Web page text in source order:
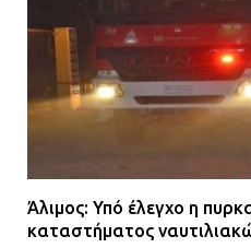
Άλιμος: Υπό έλεγχο η
καταστήματος